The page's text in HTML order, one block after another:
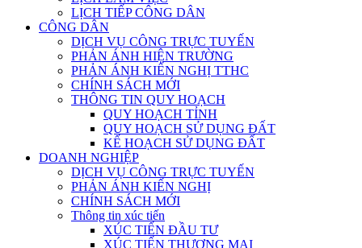
LỊCH TIẾP CÔNG DÂN
CÔNG DÂN
DỊCH VỤ CÔNG TRỰC TUYẾN
PHẢN ÁNH HIỆN TRƯỜNG
PHẢN ÁNH KIẾN NGHỊ TTHC
CHÍNH SÁCH MỚI
THÔNG TIN QUY HOẠCH
QUY HOẠCH TỈNH
QUY HOẠCH SỬ DỤNG ĐẤT
KẾ HOẠCH SỬ DỤNG ĐẤT
DOANH NGHIỆP
DỊCH VỤ CÔNG TRỰC TUYẾN
PHẢN ÁNH KIẾN NGHỊ
CHÍNH SÁCH MỚI
Thông tin xúc tiến
XÚC TIẾN ĐẦU TƯ
XÚC TIẾN THƯƠNG MẠI